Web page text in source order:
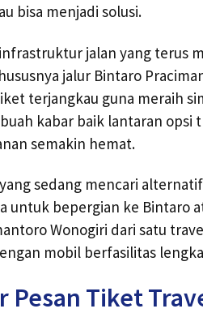
bisa menjadi solusi.
jalan yang terus
jalur Bintaro
terjangkau guna meraih
kabar baik lantaran
semakin hemat.
sedang mencari
untuk bepergian ke Bintaro
Wonogiri dari satu
mobil berfasilitas
Pesan Tiket